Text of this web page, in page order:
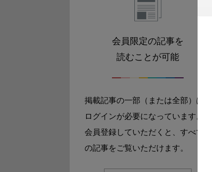
会員限定の記事を
読むことが可能
掲載記事の一部（または全部）は
ログインが必要になっています。
会員登録していただくと、すべて
の記事をご覧いただけます。